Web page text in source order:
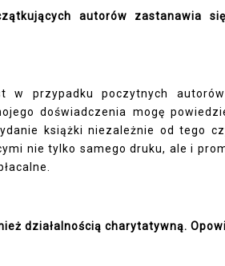
autorów zastanawia
w przypadku poczytnych
doświadczenia mogę
książki niezależnie od tego
nie tylko samego druku, ale i
działalnością charytatywną.